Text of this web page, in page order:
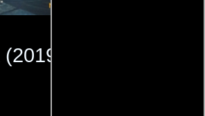
(2019)